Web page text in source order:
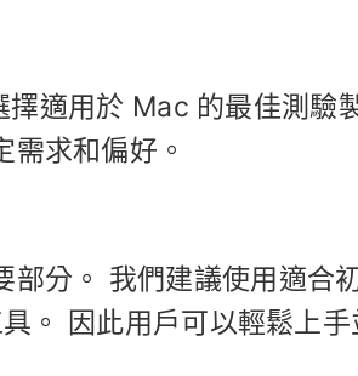
適用於 Mac 的最佳測驗
求和偏好。
部分。 我們建議使用適合
。 因此用戶可以輕鬆上手